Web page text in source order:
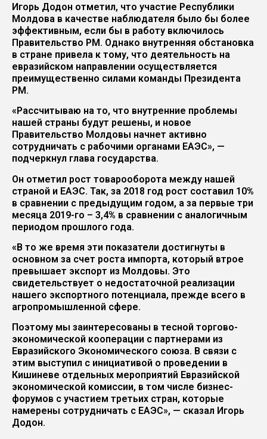
Игорь Додон отметил, что участие Республики
Молдова в качестве наблюдателя было бы более
эффективным, если бы в работу включилось
Правительство РМ. Однако внутренняя обстановка
в стране привела к тому, что деятельность на
евразийском направлении осуществляется
преимущественно силами команды Президента
РМ.
«Рассчитываю на то, что внутренние проблемы
нашей страны будут решены, и новое
Правительство Молдовы начнет активно
сотрудничать с рабочими органами ЕАЭС», —
подчеркнул глава государства.
Он отметил рост товарооборота между нашей
страной и ЕАЭС. Так, за 2018 год рост составил 10%
в сравнении с предыдущим годом, а за первые три
месяца 2019-го – 3,4% в сравнении с аналогичным
периодом прошлого года.
«В то же время эти показатели достигнуты в
основном за счет роста импорта, который втрое
превышает экспорт из Молдовы. Это
свидетельствует о недостаточной реализации
нашего экспортного потенциала, прежде всего в
агропромышленной сфере.
Поэтому мы заинтересованы в тесной торгово-
экономической кооперации с партнерами из
Евразийского Экономического союза. В связи с
этим выступил с инициативой о проведении в
Кишиневе отдельных мероприятий Евразийской
экономической комиссии, в том числе бизнес-
форумов с участием третьих стран, которые
намерены сотрудничать с ЕАЭС», — сказал Игорь
Додон.